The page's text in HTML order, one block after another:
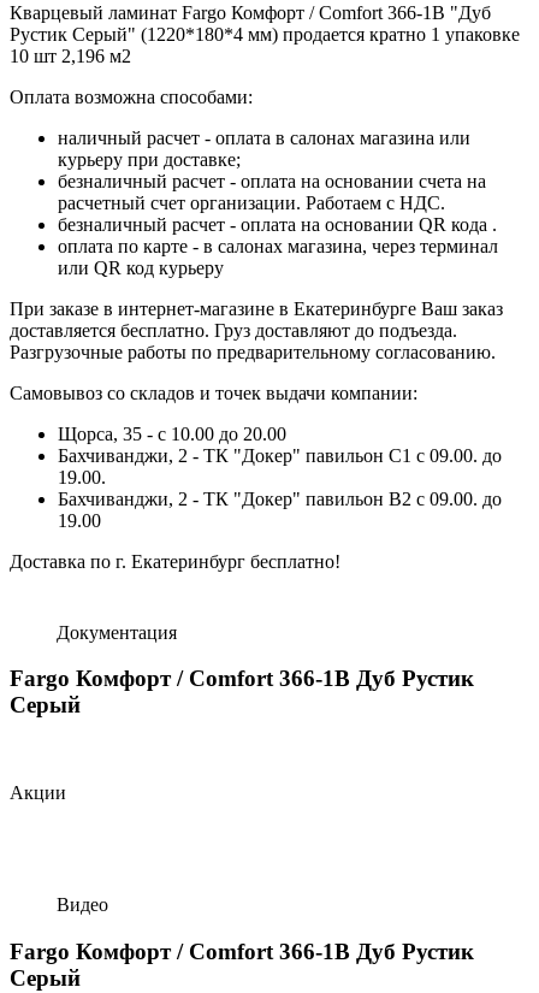
Кварцевый ламинат Fargo Комфорт / Comfort 366-1В "Дуб
Рустик Серый" (1220*180*4 мм) продается кратно 1 упаковке
10 шт 2,196 м2
Оплата возможна способами:
наличный расчет - оплата в салонах магазина или
курьеру при доставке;
безналичный расчет - оплата на основании счета на
расчетный счет организации. Работаем с НДС.
безналичный расчет - оплата на основании QR кода .
оплата по карте - в салонах магазина, через терминал
или QR код курьеру
При заказе в интернет-магазине в Екатеринбурге Ваш заказ
доставляется бесплатно. Груз доставляют до подъезда.
Разгрузочные работы по предварительному согласованию.
Самовывоз со складов и точек выдачи компании:
Щорса, 35 - с 10.00 до 20.00
Бахчиванджи, 2 - ТК "Докер" павильон С1 с 09.00. до
19.00.
Бахчиванджи, 2 - ТК "Докер" павильон B2 с 09.00. до
19.00
Доставка по г. Екатеринбург бесплатно!
Документация
Fargo Комфорт / Comfort 366-1В Дуб Рустик
Серый
Акции
Видео
Fargo Комфорт / Comfort 366-1В Дуб Рустик
Серый